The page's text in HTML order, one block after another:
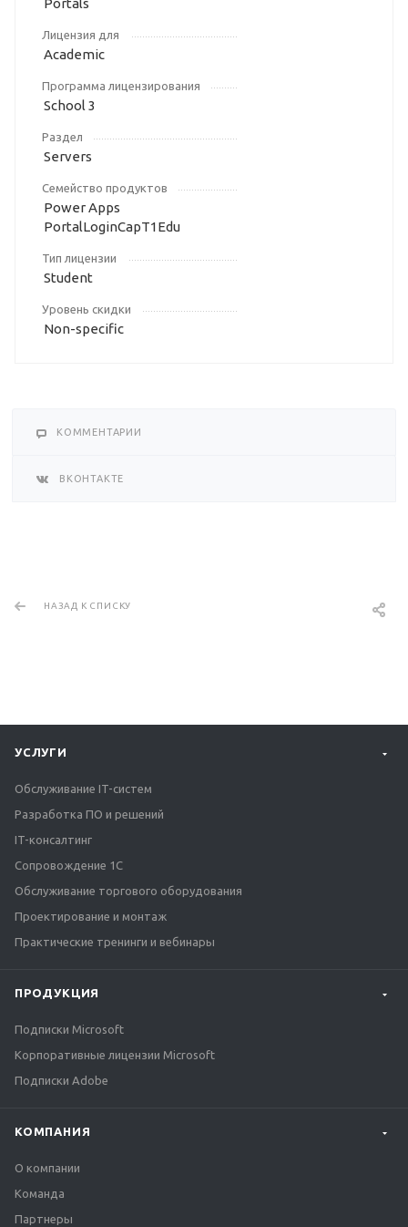
Portals
Лицензия для
Academic
Программа лицензирования
School 3
Раздел
Servers
Семейство продуктов
Power Apps
PortalLoginCapT1Edu
Тип лицензии
Student
Уровень скидки
Non-specific
КОММЕНТАРИИ
ВКОНТАКТЕ
НАЗАД К СПИСКУ
УСЛУГИ
Обслуживание IT-систем
Разработка ПО и решений
IT-консалтинг
Сопровождение 1С
Обслуживание торгового оборудования
Проектирование и монтаж
Практические тренинги и вебинары
ПРОДУКЦИЯ
Подписки Microsoft
Корпоративные лицензии Microsoft
Подписки Adobe
КОМПАНИЯ
О компании
Команда
Партнеры